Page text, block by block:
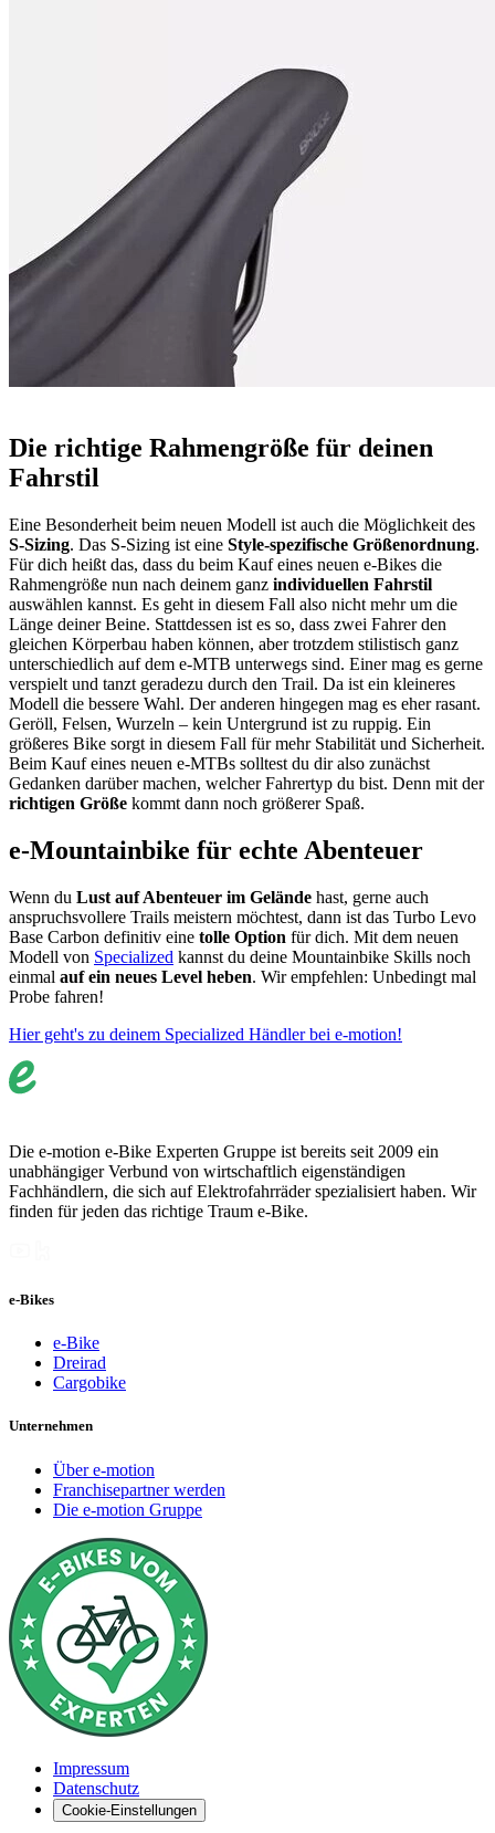
Die richtige Rahmengröße für deinen
Fahrstil
Eine Besonderheit beim neuen Modell ist auch die Möglichkeit des
S-Sizing. Das S-Sizing ist eine Style-spezifische Größenordnung.
Für dich heißt das, dass du beim Kauf eines neuen e-Bikes die
Rahmengröße nun nach deinem ganz individuellen Fahrstil
auswählen kannst. Es geht in diesem Fall also nicht mehr um die
Länge deiner Beine. Stattdessen ist es so, dass zwei Fahrer den
gleichen Körperbau haben können, aber trotzdem stilistisch ganz
unterschiedlich auf dem e-MTB unterwegs sind. Einer mag es gerne
verspielt und tanzt geradezu durch den Trail. Da ist ein kleineres
Modell die bessere Wahl. Der anderen hingegen mag es eher rasant.
Geröll, Felsen, Wurzeln – kein Untergrund ist zu ruppig. Ein
größeres Bike sorgt in diesem Fall für mehr Stabilität und Sicherheit.
Beim Kauf eines neuen e-MTBs solltest du dir also zunächst
Gedanken darüber machen, welcher Fahrertyp du bist. Denn mit der
richtigen Größe kommt dann noch größerer Spaß.
e-Mountainbike für echte Abenteuer
Wenn du Lust auf Abenteuer im Gelände hast, gerne auch
anspruchsvollere Trails meistern möchtest, dann ist das Turbo Levo
Base Carbon definitiv eine tolle Option für dich. Mit dem neuen
Modell von Specialized kannst du deine Mountainbike Skills noch
einmal auf ein neues Level heben. Wir empfehlen: Unbedingt mal
Probe fahren!
Hier geht's zu deinem Specialized Händler bei e-motion!
Die e-motion e-Bike Experten Gruppe ist bereits seit 2009 ein
unabhängiger Verbund von wirtschaftlich eigenständigen
Fachhändlern, die sich auf Elektrofahrräder spezialisiert haben. Wir
finden für jeden das richtige Traum e-Bike.
e-Bikes
e-Bike
Dreirad
Cargobike
Unternehmen
Über e-motion
Franchisepartner werden
Die e-motion Gruppe
Impressum
Datenschutz
Cookie-Einstellungen